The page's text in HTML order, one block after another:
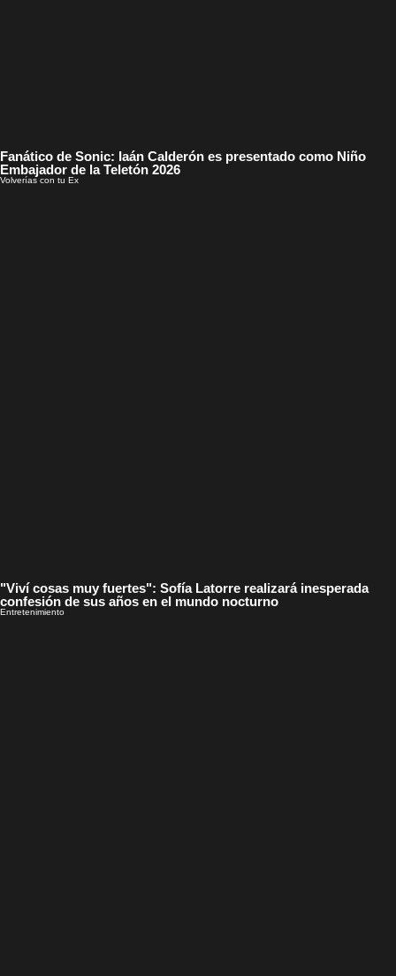
Fanático de Sonic: Iaán Calderón es presentado como Niño
Embajador de la Teletón 2026
Volverías con tu Ex
"Viví cosas muy fuertes": Sofía Latorre realizará inesperada
confesión de sus años en el mundo nocturno
Entretenimiento